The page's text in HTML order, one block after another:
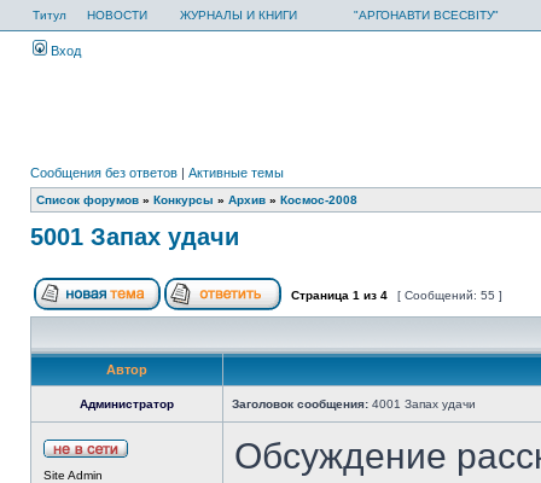
Титул НОВОСТИ ЖУРНАЛЫ И КНИГИ "АРГОНАВТИ ВСЕСВІТУ"
Вход
Сообщения без ответов | Активные темы
Список форумов » Конкурсы » Архив » Космос-2008
5001 Запах удачи
Страница 1 из 4 [ Сообщений: 55 ]
Автор
Администратор Заголовок сообщения: 4001 Запах удачи
Site Admin Обсуждение